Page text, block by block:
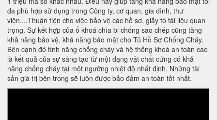
đa phù hợp sử dụng trong Công ty, cơ quan, gia đình, thư
viện....Thuận tiện cho việc bảo vệ các hồ sơ, giấy tờ tài liệu quan
trọng. Sự kết hợp của ổ khoá chìa bi chống sao chép cũng tăng
khả năng bảo vệ, khả năng bảo mật cho Tủ Hồ Sơ Chống Cháy.
Bên cạnh đó tính năng chống cháy và hệ thống khoá an toàn cao
là kết quả của sự sáng tạo từ một dạng vật chất cứng có khả
năng chống cháy tại một ngưỡng nhiệt độ nhất định. Những tài
sản giá trị bên trong sẽ luôn được bảo đảm an toàn tốt nhất.